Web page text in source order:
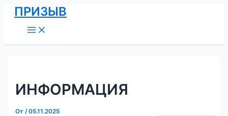
Перейти
содержимому
ПРИЗЫВ
Menu
ИНФОРМАЦИЯ
От/05.11.2025
Навигация
по
записям